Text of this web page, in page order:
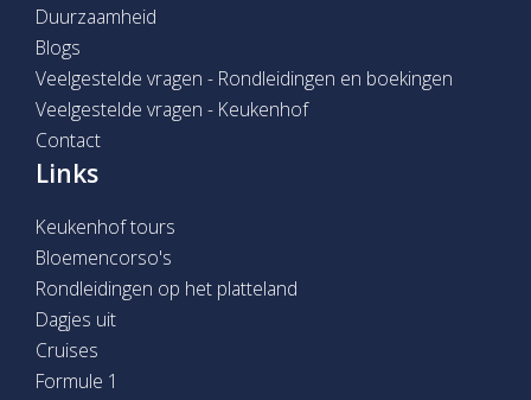
Duurzaamheid
Blogs
Veelgestelde vragen - Rondleidingen en boekingen
Veelgestelde vragen - Keukenhof
Contact
Links
Keukenhof tours
Bloemencorso's
Rondleidingen op het platteland
Dagjes uit
Cruises
Formule 1